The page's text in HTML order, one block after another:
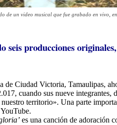
de un video musical que fue grabado en
seis producciones
de Ciudad Victoria, Tamaulipas,
cuando sus nueve integrantes,
territorio». Una parte
es una canción de adoración